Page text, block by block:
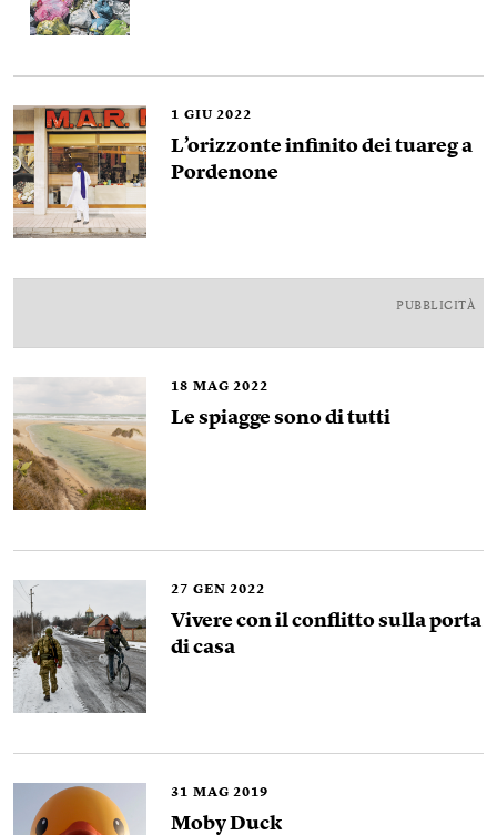
1 GIU 2022
L’orizzonte infinito dei tuareg a
Pordenone
PUBBLICITÀ
18 MAG 2022
Le spiagge sono di tutti
27 GEN 2022
Vivere con il conflitto sulla porta
di casa
31 MAG 2019
Moby Duck